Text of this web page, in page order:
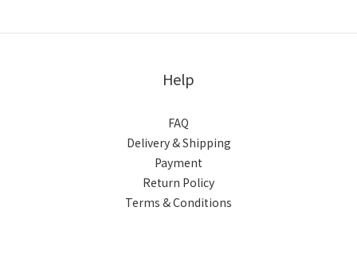
Help
FAQ
Delivery & Shipping
Payment
Return Policy
Terms & Conditions